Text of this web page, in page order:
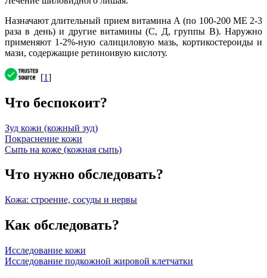
Назначают длительный прием витамина А (по 100-200 ME 2-3
раза в день) и другие витамины (С, Д, группы В). Наружно
применяют 1-2%-ную салициловую мазь, кортикостероиды и
мази, содержащие ретиноивую кислоту.
[1]
Что беспокоит?
Зуд кожи (кожный зуд)
Покраснение кожи
Сыпь на коже (кожная сыпь)
Что нужно обследовать?
Кожа: строение, сосуды и нервы
Как обследовать?
Исследование кожи
Исследование подкожной жировой клетчатки